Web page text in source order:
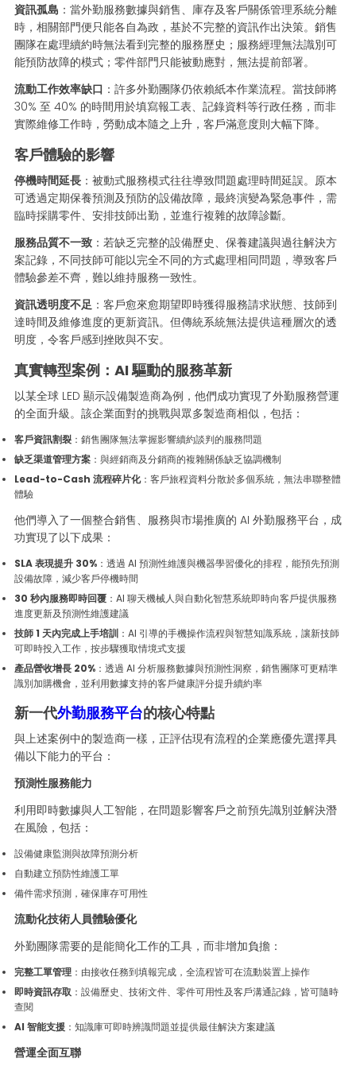
資訊孤島 ：當外勤服務數據與銷售、庫存及客戶關係管理系統分離
時，相關部門便只能各自為政，基於不完整的資訊作出決策。銷售
團隊在處理續約時無法看到完整的服務歷史；服務經理無法識別可
能預防故障的模式；零件部門只能被動應對，無法提前部署。
流動工作效率缺口 ：許多外勤團隊仍依賴紙本作業流程。當技師將
30% 至 40% 的時間用於填寫報工表、記錄資料等行政任務，而非
實際維修工作時，勞動成本隨之上升，客戶滿意度則大幅下降。
客戶體驗的影響
停機時間延長 ：被動式服務模式往往導致問題處理時間延誤。原本
可透過定期保養預測及預防的設備故障，最終演變為緊急事件，需
臨時採購零件、安排技師出勤，並進行複雜的故障診斷。
服務品質不一致 ：若缺乏完整的設備歷史、保養建議與過往解決方
案記錄，不同技師可能以完全不同的方式處理相同問題，導致客戶
體驗參差不齊，難以維持服務一致性。
資訊透明度不足 ：客戶愈來愈期望即時獲得服務請求狀態、技師到
達時間及維修進度的更新資訊。但傳統系統無法提供這種層次的透
明度，令客戶感到挫敗與不安。
真實轉型案例：AI 驅動的服務革新
以某全球 LED 顯示設備製造商為例，他們成功實現了外勤服務營運
的全面升級。該企業面對的挑戰與眾多製造商相似，包括：
客戶資訊割裂 ：銷售團隊無法掌握影響續約談判的服務問題
缺乏渠道管理方案 ：與經銷商及分銷商的複雜關係缺乏協調機制
Lead-to-Cash 流程碎片化：客戶旅程資料分散於多個系統，無法串聯整體
體驗
他們導入了一個整合銷售、服務與市場推廣的 AI 外勤服務平台，成
功實現了以下成果：
SLA 表現提升 30% ：透過 AI 預測性維護與機器學習優化的排程，能預先預測
設備故障，減少客戶停機時間
30 秒內服務即時回覆 ：AI 聊天機械人與自動化智慧系統即時向客戶提供服務
進度更新及預測性維護建議
技師 1 天內完成上手培訓 ：AI 引導的手機操作流程與智慧知識系統，讓新技師
可即時投入工作，按步驟獲取情境式支援
產品營收增長 20% ：透過 AI 分析服務數據與預測性洞察，銷售團隊可更精準
識別加購機會，並利用數據支持的客戶健康評分提升續約率
新一代外勤服務平台的核心特點
與上述案例中的製造商一樣，正評估現有流程的企業應優先選擇具
備以下能力的平台：
預測性服務能力
利用即時數據與人工智能，在問題影響客戶之前預先識別並解決潛
在風險，包括：
設備健康監測與故障預測分析
自動建立預防性維護工單
備件需求預測，確保庫存可用性
流動化技術人員體驗優化
外勤團隊需要的是能簡化工作的工具，而非增加負擔：
完整工單管理 ：由接收任務到填報完成，全流程皆可在流動裝置上操作
即時資訊存取 ：設備歷史、技術文件、零件可用性及客戶溝通記錄，皆可隨時
查閱
AI 智能支援 ：知識庫可即時辨識問題並提供最佳解決方案建議
營運全面互聯